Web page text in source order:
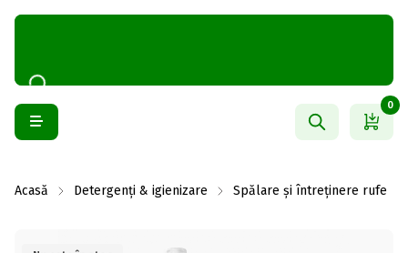
0
Acasă Detergenți & igienizare Spălare și întreținere rufe